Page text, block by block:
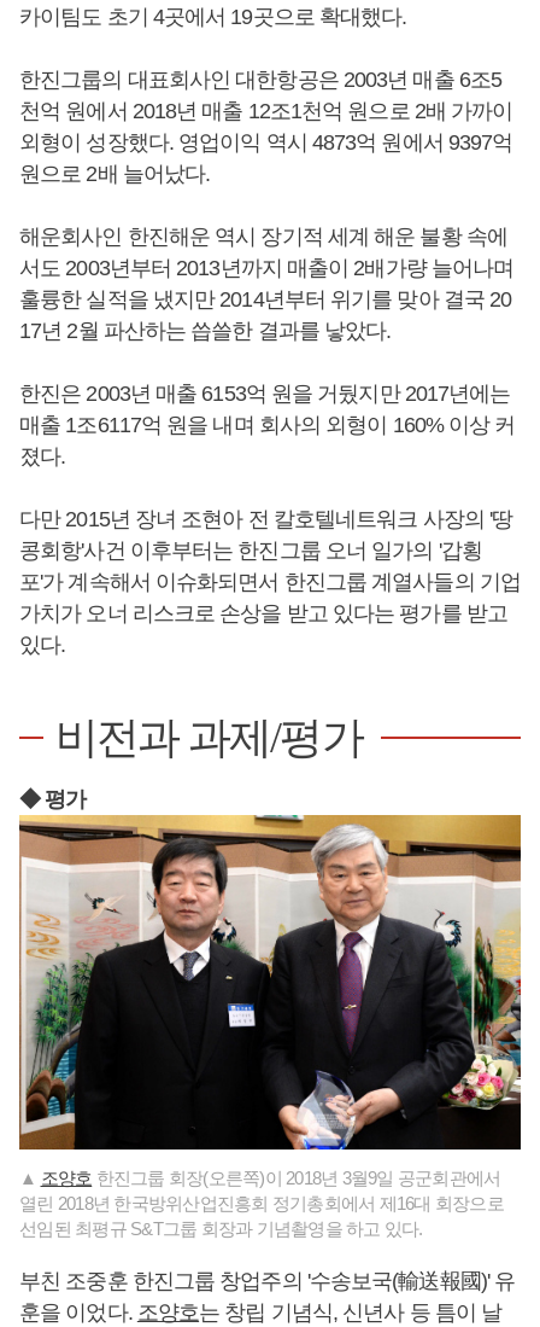
카이팀도 초기 4곳에서 19곳으로 확대했다.
한진그룹의 대표회사인 대한항공은 2003년 매출 6조5
천억 원에서 2018년 매출 12조1천억 원으로 2배 가까이
외형이 성장했다. 영업이익 역시 4873억 원에서 9397억
원으로 2배 늘어났다.
해운회사인 한진해운 역시 장기적 세계 해운 불황 속에
서도 2003년부터 2013년까지 매출이 2배가량 늘어나며
훌륭한 실적을 냈지만 2014년부터 위기를 맞아 결국 20
17년 2월 파산하는 씁쓸한 결과를 낳았다.
한진은 2003년 매출 6153억 원을 거뒀지만 2017년에는
매출 1조6117억 원을 내며 회사의 외형이 160% 이상 커
졌다.
다만 2015년 장녀 조현아 전 칼호텔네트워크 사장의 '땅
콩회항'사건 이후부터는 한진그룹 오너 일가의 '갑횡
포'가 계속해서 이슈화되면서 한진그룹 계열사들의 기업
가치가 오너 리스크로 손상을 받고 있다는 평가를 받고
있다.
비전과 과제/평가
◆ 평가
▲ 조양호 한진그룹 회장(오른쪽)이 2018년 3월9일 공군회관에서
열린 2018년 한국방위산업진흥회 정기총회에서 제16대 회장으로
선임된 최평규 S&T그룹 회장과 기념촬영을 하고 있다.
부친 조중훈 한진그룹 창업주의 '수송보국(輸送報國)' 유
훈을 이었다. 조양호는 창립 기념식, 신년사 등 틈이 날